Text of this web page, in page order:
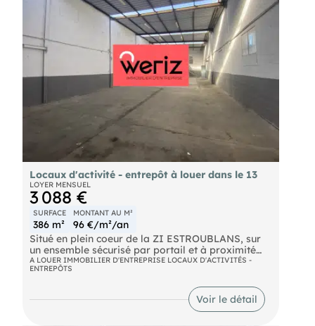
Locaux d'activité - entrepôt à louer dans le 13
LOYER MENSUEL
3 088 €
SURFACE
386 m²
MONTANT AU M²
96 €/m²/an
Situé en plein coeur de la ZI ESTROUBLANS, sur
un ensemble sécurisé par portail et à proximité
des axes autoroutiers, vous propose à la location
un local d'activité bénéficiant d'une surface de 300
m² de stockage avec grandes hauteurs et 100 m²
de bureaux entièrement rénovés en R+1.
Des travaux de rafraîchissement sont en cours
A LOUER IMMOBILIER D'ENTREPRISE LOCAUX D'ACTIVITÉS -
ENTREPÔTS
Voir le détail